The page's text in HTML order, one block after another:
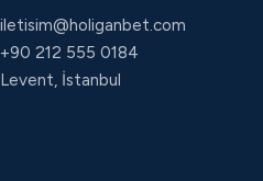
iletisim@holiganbet.com
+90 212 555 0184
Levent, İstanbul